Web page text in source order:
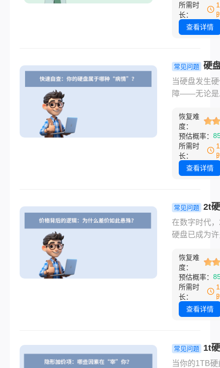
的“刚需”。
面对服务商
时，从几百
动硬盘数据
底需要多少
后又有哪些
能救回来吗
恢复工程师
会听到这样
同，固态硬盘
（SSD）的
失往往更沉
更棘手。当
一个“失声”
可能永远消
贵数据时，
浮上心头的
常是：固态
据恢复一般
所需时
长：
查看详情
常见问题 硬
损坏恢复数
般多少钱？
析！
当硬盘发生
障——无论是
响，还是彻
被电脑识别
户最关心的
题永远是：
件损坏恢复
价”，而是像
断一样，根据
轻重、设备
技术难度进
定价。本文
多维度的表
您揭开硬件
据恢复的真
面纱。
恢复难
度：
预估概率：
所需时
长：
查看详情
常见问题 2t
据恢复一般
钱？从几百
命”全景解
在数字时代
硬盘已成为
座仓库突然
——无论是误
格式化，还
损坏，用户
的问题往往
恢复难
度：
预估概率：
所需时
长：
查看详情
常见问题 1t
盘数据恢复
当你的1TB硬